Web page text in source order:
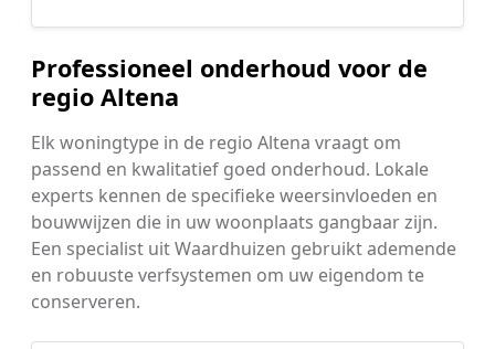
Professioneel onderhoud voor de
regio Altena
Elk woningtype in de regio Altena vraagt om
passend en kwalitatief goed onderhoud. Lokale
experts kennen de specifieke weersinvloeden en
bouwwijzen die in uw woonplaats gangbaar zijn.
Een specialist uit Waardhuizen gebruikt ademende
en robuuste verfsystemen om uw eigendom te
conserveren.